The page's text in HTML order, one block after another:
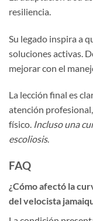
resiliencia.
Su legado inspira a
soluciones activas.
mejorar con el
La lección final es
atención
físico. Incluso una
escoliosis.
FAQ
¿Cómo afectó la
del velocista